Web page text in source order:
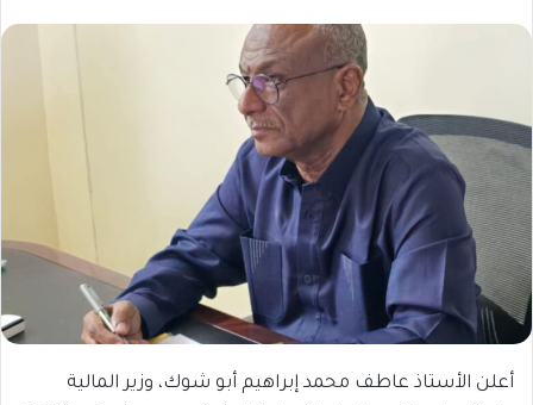
أعلن الأستاذ عاطف محمد إبراهيم أبو شوك، وزير المالية